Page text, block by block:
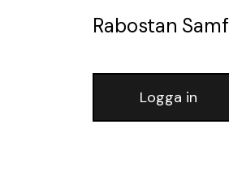
Rabostan Samf
Logga in